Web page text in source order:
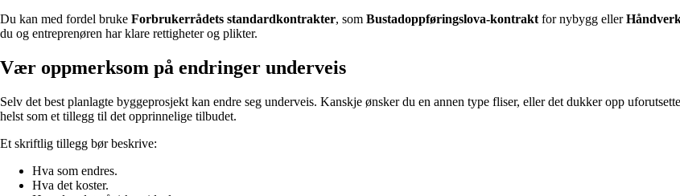
Du kan med fordel bruke Forbrukerrådets standardkontrakter, som Bustadoppføringslova-kontrakt for nybygg eller
du og entreprenøren har klare rettigheter og plikter.
Vær oppmerksom på endringer underveis
Selv det best planlagte byggeprosjekt kan endre seg underveis. Kanskje ønsker du en annen type fliser, eller det dukker opp
helst som et tillegg til det opprinnelige tilbudet.
Et skriftlig tillegg bør beskrive:
Hva som endres.
Hva det koster.